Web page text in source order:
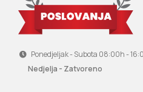
Ponedjeljak - Subota 08:00h -
Nedjelja - Zatvoreno